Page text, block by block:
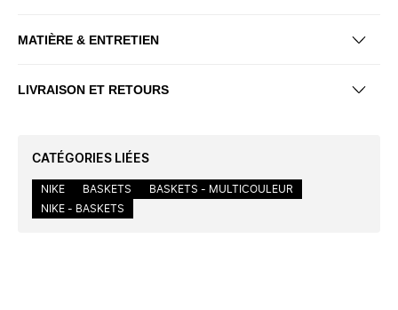
MATIÈRE & ENTRETIEN
LIVRAISON ET RETOURS
CATÉGORIES LIÉES
NIKE BASKETS
BASKETS - MULTICOULEUR
NIKE - BASKETS